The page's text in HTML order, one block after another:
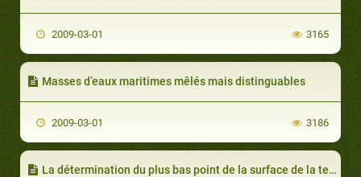
2009-03-01 3165
Masses d’eaux maritimes mêlés mais distinguables
2009-03-01 3186
La détermination du plus bas point de la surface de la terre